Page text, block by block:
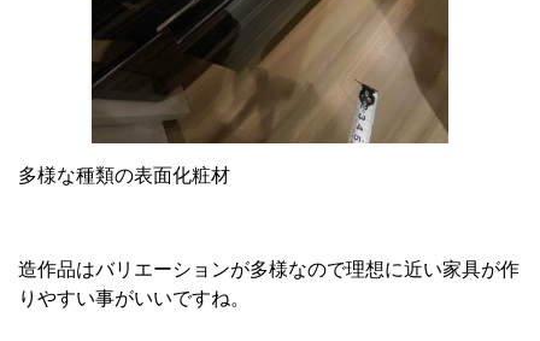
多様な種類の表面化粧材
造作品はバリエーションが多様なので理想に近い家具が作
りやすい事がいいですね。